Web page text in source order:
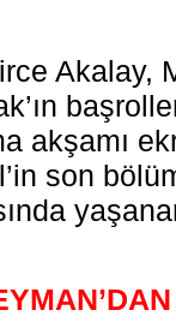
Akalay,
akşamı
son